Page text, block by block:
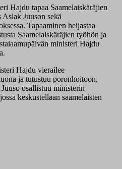
Hajdu tapaa Saamelaiskäräjien
Juuson sekä
Tapaaminen heijastaa
Saamelaiskäräjien työhön ja
ministeri Hajdu
Hajdu vierailee
ja tutustuu poronhoitoon.
osallistuu ministerin
keskustellaan saamelaisten